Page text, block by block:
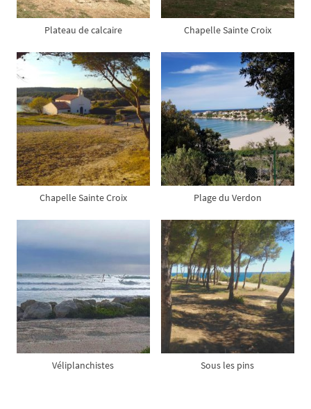
Plateau de calcaire Chapelle Sainte Croix
Chapelle Sainte Croix Plage du Verdon
Véliplanchistes Sous les pins